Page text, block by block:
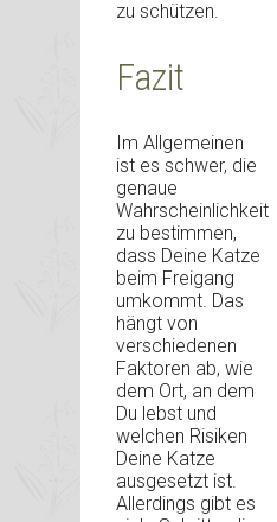
zu schützen.
Fazit
Im Allgemeinen
ist es schwer, die
genaue
Wahrscheinlichkeit
zu bestimmen,
dass Deine Katze
beim Freigang
umkommt. Das
hängt von
verschiedenen
Faktoren ab, wie
dem Ort, an dem
Du lebst und
welchen Risiken
Deine Katze
ausgesetzt ist.
Allerdings gibt es